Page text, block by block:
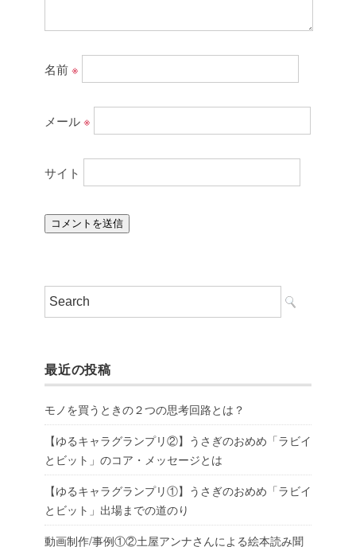
名前※
メール※
サイト
最近の投稿
モノを買うときの２つの思考回路とは？
【ゆるキャラグランプリ②】うさぎのおめめ「ラビイ
とビット」のコア・メッセージとは
【ゆるキャラグランプリ①】うさぎのおめめ「ラビイ
とビット」出場までの道のり
動画制作/事例①②土屋アンナさんによる絵本読み聞